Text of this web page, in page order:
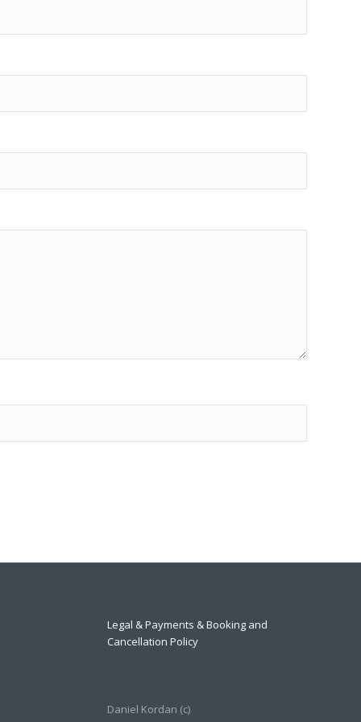
Legal & Payments & Booking and
Cancellation Policy
Daniel Kordan (с)